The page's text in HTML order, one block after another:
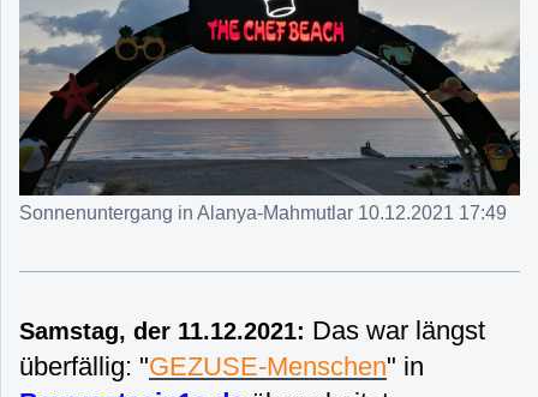
Sonnenuntergang in Alanya-Mahmutlar 10.12.2021 17:49
Samstag, der 11.12.2021: Das war längst
überfällig: "GEZUSE-Menschen" in